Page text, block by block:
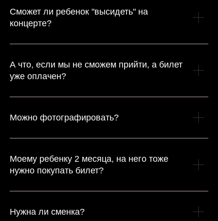
Сможет ли ребенок "высидеть" на
концерте?
А что, если мы не сможем прийти, а билет
уже оплачен?
Можно фотографировать?
Моему ребенку 2 месяца, на него тоже
нужно покупать билет?
Нужна ли сменка?